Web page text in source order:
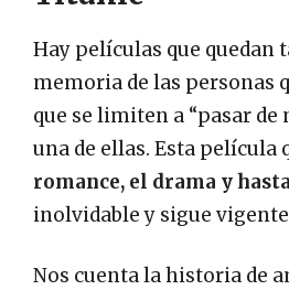
Hay películas que quedan
memoria de las personas
que se limiten a “pasar de
una de ellas. Esta película
romance, el drama y
inolvidable y sigue
Nos cuenta la historia de